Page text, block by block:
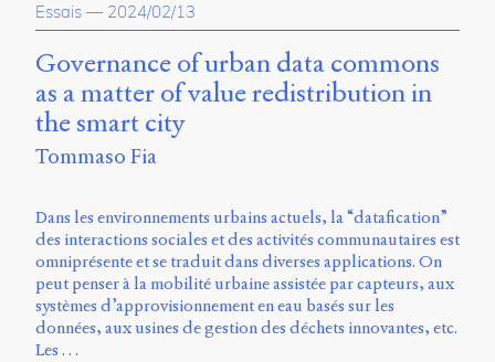
Essais — 2024/02/13
Governance of urban data commons
as a matter of value redistribution in
the smart city
Tommaso Fia
Dans les environnements urbains actuels, la “datafication”
des interactions sociales et des activités communautaires est
omniprésente et se traduit dans diverses applications. On
peut penser à la mobilité urbaine assistée par capteurs, aux
systèmes d’approvisionnement en eau basés sur les
données, aux usines de gestion des déchets innovantes, etc.
Les …